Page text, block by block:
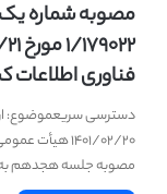
مصوبه شماره
فناوری اطلاعات
مصوبه جلسه هجدهم